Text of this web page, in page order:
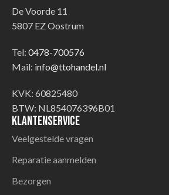
De Voorde 11
5807 EZ Oostrum
Tel: 0478-700576
Mail: info@ttohandel.nl
KVK: 60825480
BTW: NL854076396B01
Klantenservice
Veelgestelde vragen
Reparatie aanmelden
Bezorgen